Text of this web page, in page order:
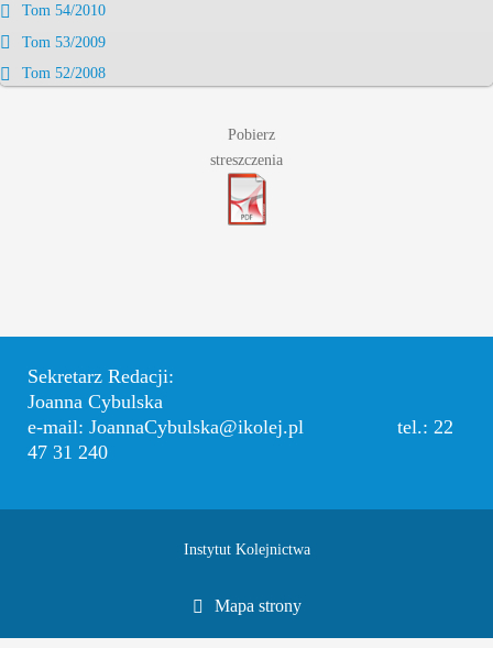
Tom 54/2010
Tom 53/2009
Tom 52/2008
Pobierz
streszczenia
Sekretarz Redacji:
Joanna Cybulska
e-mail: JoannaCybulska@ikolej.pl tel.: 22
47 31 240
Instytut Kolejnictwa
Mapa strony